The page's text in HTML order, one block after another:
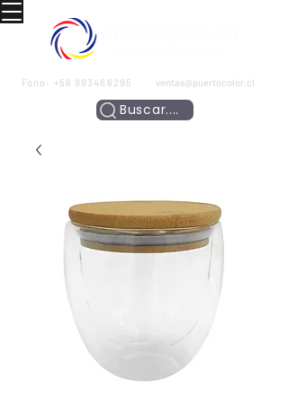
Fono: +56 993466295 ventas@puertocolor.cl
Buscar....